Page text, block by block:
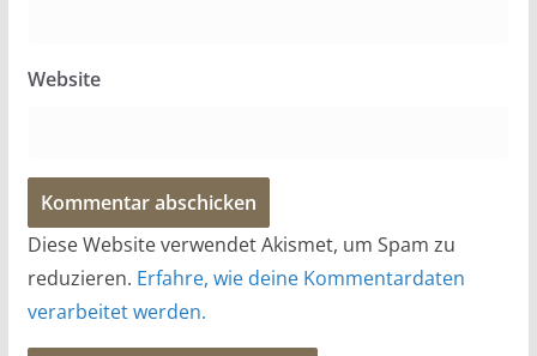
Website
Diese Website verwendet Akismet, um Spam zu
reduzieren. Erfahre, wie deine Kommentardaten
verarbeitet werden.